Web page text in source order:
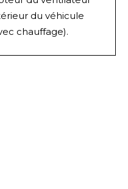
du véhicule
chauffage).